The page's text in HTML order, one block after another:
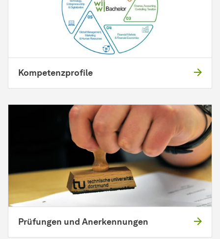
Kompetenzprofile
Prüfungen und Anerkennungen